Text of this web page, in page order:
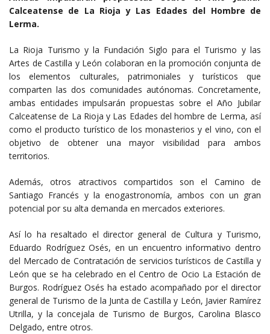
Calceatense de La Rioja y Las Edades del Hombre de
Lerma.
La Rioja Turismo y la Fundación Siglo para el Turismo y las
Artes de Castilla y León colaboran en la promoción conjunta de
los elementos culturales, patrimoniales y turísticos que
comparten las dos comunidades autónomas. Concretamente,
ambas entidades impulsarán propuestas sobre el Año Jubilar
Calceatense de La Rioja y Las Edades del hombre de Lerma, así
como el producto turístico de los monasterios y el vino, con el
objetivo de obtener una mayor visibilidad para ambos
territorios.
Además, otros atractivos compartidos son el Camino de
Santiago Francés y la enogastronomía, ambos con un gran
potencial por su alta demanda en mercados exteriores.
Así lo ha resaltado el director general de Cultura y Turismo,
Eduardo Rodríguez Osés, en un encuentro informativo dentro
del Mercado de Contratación de servicios turísticos de Castilla y
León que se ha celebrado en el Centro de Ocio La Estación de
Burgos. Rodríguez Osés ha estado acompañado por el director
general de Turismo de la Junta de Castilla y León, Javier Ramírez
Utrilla, y la concejala de Turismo de Burgos, Carolina Blasco
Delgado, entre otros.